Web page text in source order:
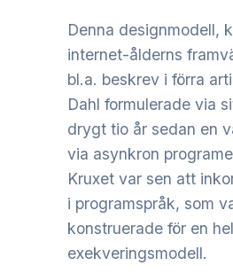
Denna designmodell,
internet-ålderns
bl.a. beskrev i förra
Dahl formulerade via
drygt tio år sedan en
via asynkron
Kruxet var sen att
i programspråk, som
konstruerade för en
exekveringsmodell.